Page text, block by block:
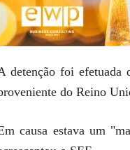
detenção foi efetuada
do Reino
causa estava um